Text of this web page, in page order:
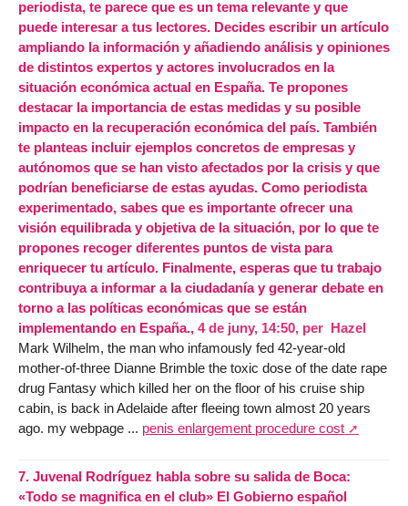
periodista, te parece que es un tema relevante y que
puede interesar a tus lectores. Decides escribir un artículo
ampliando la información y añadiendo análisis y opiniones
de distintos expertos y actores involucrados en la
situación económica actual en España. Te propones
destacar la importancia de estas medidas y su posible
impacto en la recuperación económica del país. También
te planteas incluir ejemplos concretos de empresas y
autónomos que se han visto afectados por la crisis y que
podrían beneficiarse de estas ayudas. Como periodista
experimentado, sabes que es importante ofrecer una
visión equilibrada y objetiva de la situación, por lo que te
propones recoger diferentes puntos de vista para
enriquecer tu artículo. Finalmente, esperas que tu trabajo
contribuya a informar a la ciudadanía y generar debate en
torno a las políticas económicas que se están
implementando en España., 4 de juny, 14:50, per Hazel
Mark Wilhelm, the man who infamously fed 42-year-old
mother-of-three Dianne Brimble the toxic dose of the date rape
drug Fantasy which killed her on the floor of his cruise ship
cabin, is back in Adelaide after fleeing town almost 20 years
ago. my webpage ... penis enlargement procedure cost
7. Juvenal Rodríguez habla sobre su salida de Boca:
«Todo se magnifica en el club» El Gobierno español